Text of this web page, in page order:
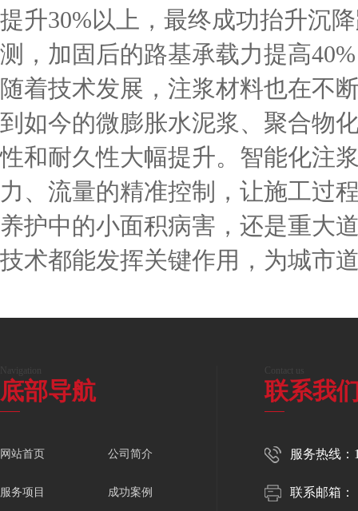
提升30%以上，最终成功抬升沉
测，加固后的路基承载力提高
随着技术发展，注浆材料也在不
到如今的微膨胀水泥浆、聚合物
性和耐久性大幅提升。智能化注
力、流量的精准控制，让施工过
养护中的小面积病害，还是重大
技术都能发挥关键作用，为城市
底部导航
网站首页 公司简介
服务项目 成功案例
联系我
服务热线：
联系邮箱：